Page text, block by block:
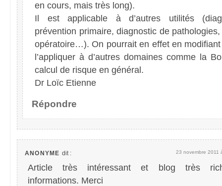
en cours, mais très long).
Il est applicable à d’autres utilités
prévention primaire, diagnostic de
opératoire…). On pourrait en effet en modifiant
l’appliquer à d’autres domaines comme la
calcul de risque en général.
Dr Loïc Etienne
Répondre
ANONYME dit : 23 novembre 2011
Article très intéressant et blog très
informations. Merci